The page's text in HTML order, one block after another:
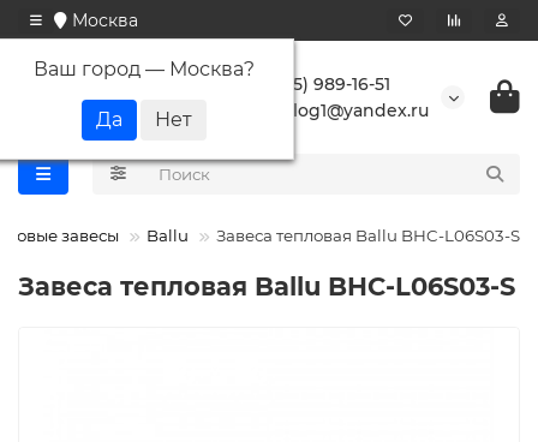
Москва
Ваш город — Москва?
+7 (495) 989-16-51
buranlog1@yandex.ru
завесы Ballu Завеса тепловая Ballu BHC-L06S03-S
Завеса тепловая Ballu BHC-L06S03-S